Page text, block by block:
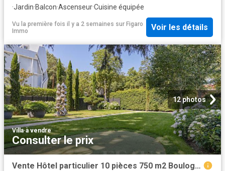
·Jardin·Balcon·Ascenseur·Cuisine équipée
Vu la première fois il y a 2 semaines sur Figaro
Immo
Voir les détails
12 photos
Villa·à vendre
Consulter le prix
Vente Hôtel particulier 10 pièces 750 m2 Boulogne Billancourt